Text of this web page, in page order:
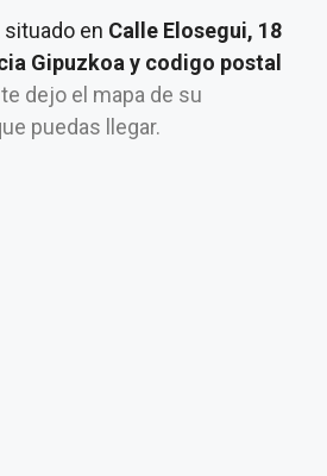
en Calle Elosegui, 18
Gipuzkoa y codigo postal
dejo el mapa de su
puedas llegar.